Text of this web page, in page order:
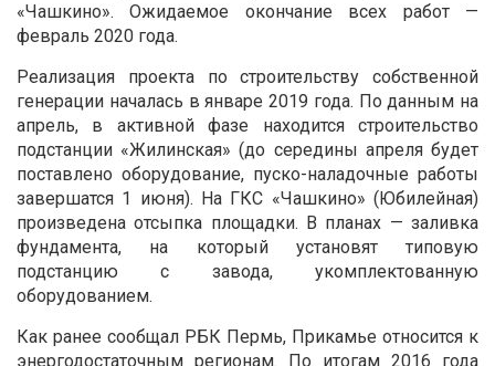
«Чашкино». Ожидаемое окончание всех работ —
февраль 2020 года.
Реализация проекта по строительству собственной
генерации началась в январе 2019 года. По данным на
апрель, в активной фазе находится строительство
подстанции «Жилинская» (до середины апреля будет
поставлено оборудование, пуско-наладочные работы
завершатся 1 июня). На ГКС «Чашкино» (Юбилейная)
произведена отсыпка площадки. В планах — заливка
фундамента, на который установят типовую
подстанцию с завода, укомплектованную
оборудованием.
Как ранее сообщал РБК Пермь, Прикамье относится к
энергодостаточным регионам. По итогам 2016 года